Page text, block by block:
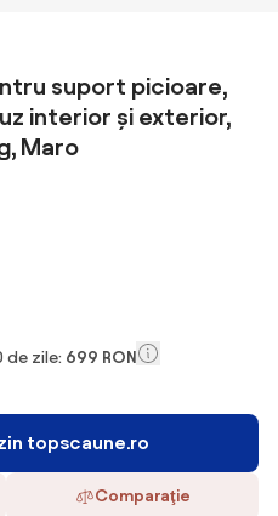
suport picioare,
interior și exterior,
Maro
de zile: 699 RON
topscaune.ro
Comparaţie